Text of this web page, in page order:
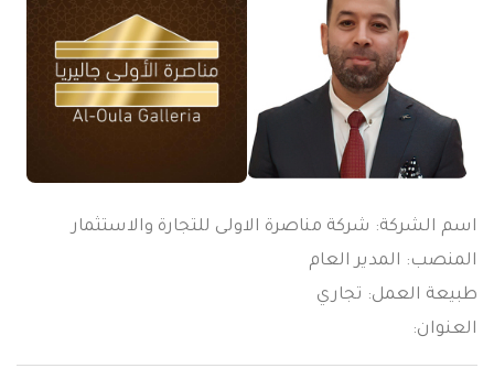
اسم الشركة: شركة مناصرة الاولى للتجارة والاستثمار
المنصب: المدير العام
طبيعة العمل: تجاري
العنوان: